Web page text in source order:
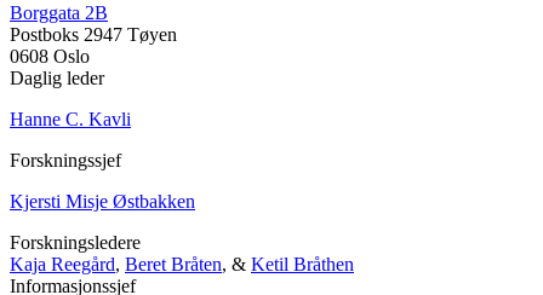
Borggata 2B
Postboks 2947 Tøyen
0608 Oslo
Daglig leder
Hanne C. Kavli
Forskningssjef
Kjersti Misje Østbakken
Forskningsledere
Kaja Reegård, Beret Bråten, & Ketil Bråthen
Informasjonssjef